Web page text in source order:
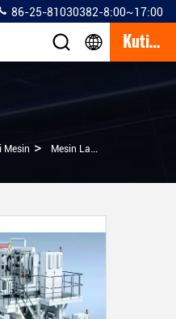
86-25-81030382-8:00~17:00
Kutipan
Mesin > Mesin Laminasi Plastik Besar / PLA PE Dilapisi Mesin Kertas Kraft Laminasi